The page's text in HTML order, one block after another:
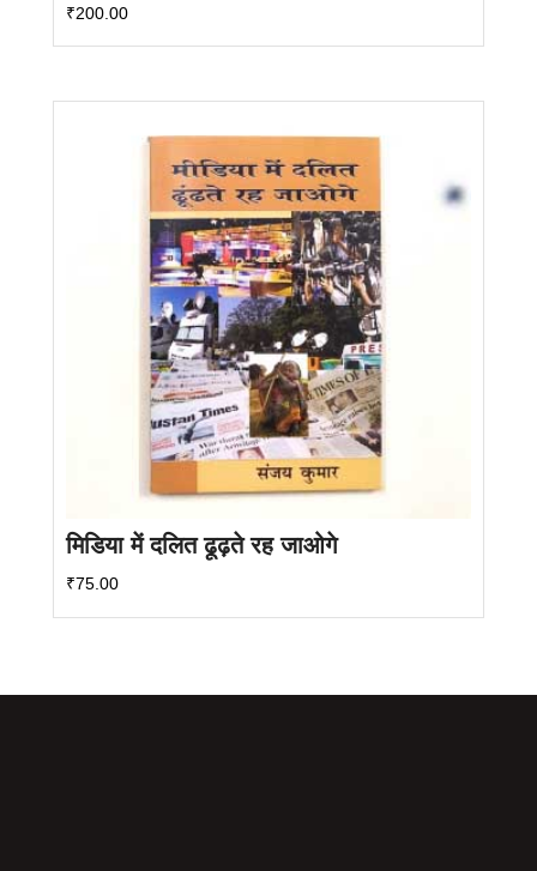
₹200.00
मिडिया में दलित ढूढ़ते रह जाओगे
₹75.00